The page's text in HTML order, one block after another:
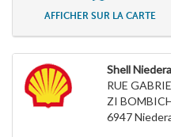
AFFICHER SUR LA CARTE
Shell
RUE
ZI
6947